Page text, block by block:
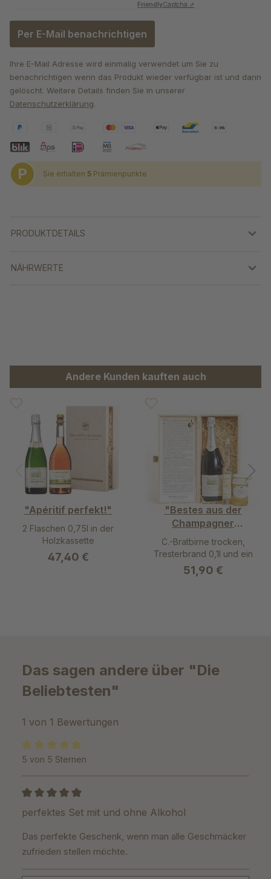
FriendlyCaptcha ⇗
Per E-Mail benachrichtigen
Ihre E-Mail Adresse wird einmalig verwendet um Sie zu
benachrichtigen wenn das Produkt wieder verfügbar ist und dann
gelöscht. Weitere Details finden Sie in unserer
Datenschutzerklärung.
P Sie erhalten 5 Prämienpunkte
PRODUKTDETAILS
NÄHRWERTE
Produktgalerie überspringen
Andere Kunden kauften auch
"Apéritif perfekt!"
2 Flaschen 0,75l in der
Holzkassette
47,40 €
"Bestes aus der
Champagner
Bratbirne"
C.-Bratbirne trocken,
Tresterbrand 0,1l und ein
Gelee 225g in der
Klappdeckel-
51,90 €
Das sagen andere über "Die
Beliebtesten"
1 von 1 Bewertungen
Durchschnittliche Bewertung von 5 von 5 Sternen
5 von 5 Sternen
Bewertung mit 5 von 5 Sternen
perfektes Set mit und ohne Alkohol
Das perfekte Geschenk, wenn man alle Geschmäcker
zufrieden stellen möchte.